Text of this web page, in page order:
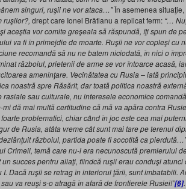
singuri, ruşii ne vor ataca…”În asemenea
ruşilor?, drept care Ionel Brătianu a replicat ferm: “…
aceştia vor comite greşeala să răspundă, îţi spun de
va fi în primejdie de moarte. Ruşii ne vor copleşi cu
recomandă să nu ne batem niciodată, în nici o
războiul, prietenii de arme se vor întoarce acasă,
ameninţare. Vecinătatea cu Rusia – iată
noastră spre Răsărit, dar toată politica noastră
rasiale sau culturale, nu interesele economice
dă mai multă certitudine că mă va apăra contra
problematici, chiar când în joc este cea mai
de Rusia, atâta vreme cât sunt mai tare pe terenul
războiul, partida poate fi socotită ca
Crimeii, temă care nu-i era necunoscută premierului
un succes pentru aliaţi, fiindcă ruşii erau conduşi
Dacă ruşii se retrag în interiorul ţării, sunt imbatabili.
va reuşi s-o atragă în afară de frontierele Rusiei!”[6].